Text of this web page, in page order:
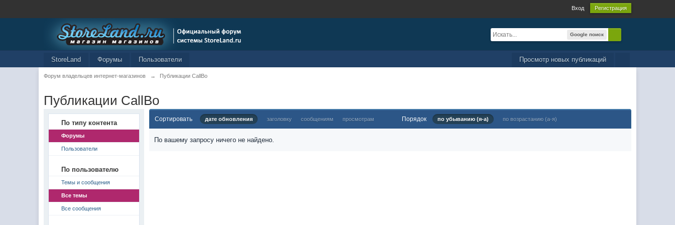
Вход Регистрация
Google поиск
Просмотр новых публикаций
StoreLand Форумы Пользователи
Форум владельцев интернет-магазинов → Публикации CallBo
Публикации CallBo
По типу контента
Форумы
Пользователи
По пользователю
Темы и сообщения
Все темы
Все сообщения
Сортировать дате обновления заголовку сообщениям просмотрам Порядок по убыванию (я-а) по возрастанию (а-я)
По вашему запросу ничего не найдено.